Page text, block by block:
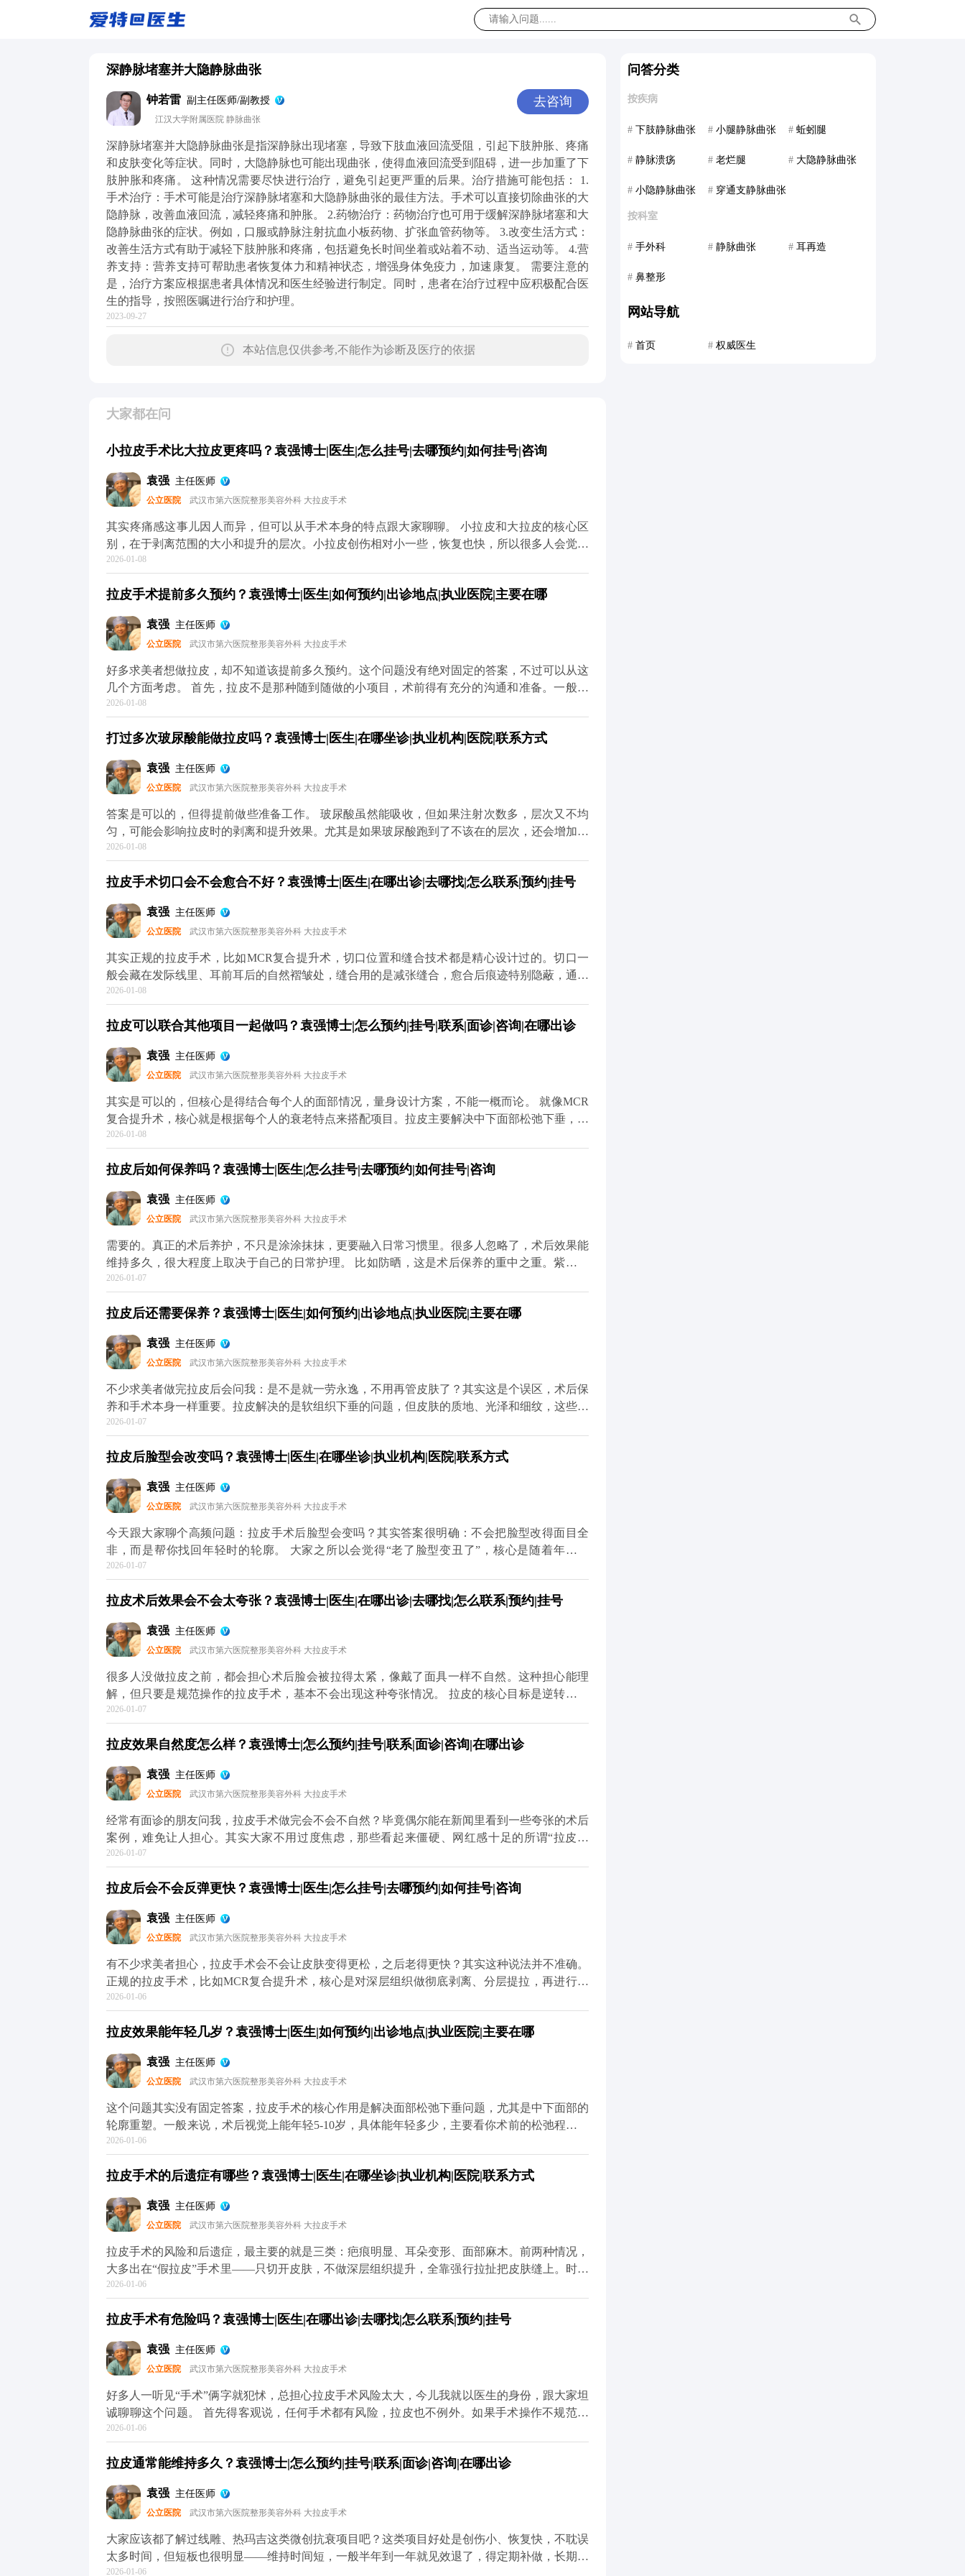
深静脉堵塞并大隐静脉曲张
钟若雷 副主任医师/副教授 去咨询
江汉大学附属医院 静脉曲张
深静脉堵塞并大隐静脉曲张是指深静脉出现堵塞，导致下肢血液回流受阻，引起下肢肿胀、疼痛
和皮肤变化等症状。同时，大隐静脉也可能出现曲张，使得血液回流受到阻碍，进一步加重了下
肢肿胀和疼痛。 这种情况需要尽快进行治疗，避免引起更严重的后果。治疗措施可能包括： 1.
手术治疗：手术可能是治疗深静脉堵塞和大隐静脉曲张的最佳方法。手术可以直接切除曲张的大
隐静脉，改善血液回流，减轻疼痛和肿胀。 2.药物治疗：药物治疗也可用于缓解深静脉堵塞和大
隐静脉曲张的症状。例如，口服或静脉注射抗血小板药物、扩张血管药物等。 3.改变生活方式：
改善生活方式有助于减轻下肢肿胀和疼痛，包括避免长时间坐着或站着不动、适当运动等。 4.营
养支持：营养支持可帮助患者恢复体力和精神状态，增强身体免疫力，加速康复。 需要注意的
是，治疗方案应根据患者具体情况和医生经验进行制定。同时，患者在治疗过程中应积极配合医
生的指导，按照医嘱进行治疗和护理。
2023-09-27
本站信息仅供参考,不能作为诊断及医疗的依据
大家都在问
小拉皮手术比大拉皮更疼吗？袁强博士|医生|怎么挂号|去哪预约|如何挂号|咨询
袁强 主任医师
公立医院 武汉市第六医院整形美容外科 大拉皮手术
其实疼痛感这事儿因人而异，但可以从手术本身的特点跟大家聊聊。 小拉皮和大拉皮的核心区
别，在于剥离范围的大小和提升的层次。小拉皮创伤相对小一些，恢复也快，所以很多人会觉得
做小拉皮更轻松。但疼痛感真不是由手术大小完全决定的，更多是看个人耐受力、术中麻醉效果
疼痛感主要集中在恢复初期，但可以通过药物和物理方式缓解。我都会跟患者交代，术后多休
术式，关键还是要根据自己的衰老程度和预期效果，选适合自己的方案才对。 想知道更多关于
MCR复合提升术的问题，可以去官方媒体平台（公众号、百家号、小红薯）预约面诊，详细了
解。
2026-01-08
拉皮手术提前多久预约？袁强博士|医生|如何预约|出诊地点|执业医院|主要在哪
袁强 主任医师
公立医院 武汉市第六医院整形美容外科 大拉皮手术
好多求美者想做拉皮，却不知道该提前多久预约。这个问题没有绝对固定的答案，不过可以从这
几个方面考虑。 首先，拉皮不是那种随到随做的小项目，术前得有充分的沟通和准备。一般建
议至少提前1-2个月预约面诊，这样医生才有足够的时间了解你的面部情况、需求，帮你设计个
一定要提前规划好时间，避免恢复期和重要行程冲突。另外，手术前还得做一些必要的体检，确
术排期通常都比较满，提前预约才能避免等太久。建议大家只要有初步想法，就可以先过来咨
询，给自己和医生都留足准备时间。 想知道更多关于MCR复合提升术的问题，可以去官方媒体
平台（公众号、百家号、小红薯）预约面诊，详细了解。
2026-01-08
打过多次玻尿酸能做拉皮吗？袁强博士|医生|在哪坐诊|执业机构|医院|联系方式
袁强 主任医师
公立医院 武汉市第六医院整形美容外科 大拉皮手术
答案是可以的，但得提前做些准备工作。 玻尿酸虽然能吸收，但如果注射次数多，层次又不均
匀，可能会影响拉皮时的剥离和提升效果。尤其是如果玻尿酸跑到了不该在的层次，还会增加手
术的复杂度。 所以我一般建议，拉皮手术前先面诊检查，看看面部玻尿酸的分布情况。如果有
也能让提升效果更精准、更持久。 其实拉皮和填充并不冲突，关键是要找对时间、用对方式，
台（公众号、百家号、小红薯）预约面诊，详细了解。
2026-01-08
拉皮手术切口会不会愈合不好？袁强博士|医生|在哪出诊|去哪找|怎么联系|预约|挂号
袁强 主任医师
公立医院 武汉市第六医院整形美容外科 大拉皮手术
其实正规的拉皮手术，比如MCR复合提升术，切口位置和缝合技术都是精心设计过的。切口一
般会藏在发际线里、耳前耳后的自然褶皱处，缝合用的是减张缝合，愈合后痕迹特别隐蔽，通常
1-3个月就基本看不出来了。至于大家担心的耳朵变形，只要操作规范，这种情况很少出现。 当
物、海鲜和牛羊肉这些“发物”也先忌口，饮食清淡软烂一些。出院后可以散散步，但一个月内别
护理，拉皮切口愈合大多都很理想，不用过度焦虑。 想知道更多关于MCR复合提升术的问题，
可以去官方媒体平台（公众号、百家号、小红薯）预约面诊，详细了解。
2026-01-08
拉皮可以联合其他项目一起做吗？袁强博士|怎么预约|挂号|联系|面诊|咨询|在哪出诊
袁强 主任医师
公立医院 武汉市第六医院整形美容外科 大拉皮手术
其实是可以的，但核心是得结合每个人的面部情况，量身设计方案，不能一概而论。 就像MCR
复合提升术，核心就是根据每个人的衰老特点来搭配项目。拉皮主要解决中下面部松弛下垂，但
很多人眼周问题也很明显，比如上眼皮松、眼角往下掉，或者眼袋突出，这种时候单做拉皮就不
比如提眉能顺便改善眉形和上眼皮松弛，祛眼袋分内路和外路，内路适合单纯脂肪膨出的，外路
议，要是时间充裕，分阶段做会更稳妥。先做拉皮把整体轮廓提上来，等面部状态稳定了（大概
半年左右），再针对性调整眼周，这样最终效果会更协调自然。 想知道更多关于MCR复合提升
术的问题，可以去官方媒体平台（公众号、百家号、小红薯）预约面诊，详细了解。
2026-01-08
拉皮后如何保养吗？袁强博士|医生|怎么挂号|去哪预约|如何挂号|咨询
袁强 主任医师
公立医院 武汉市第六医院整形美容外科 大拉皮手术
需要的。真正的术后养护，不只是涂涂抹抹，更要融入日常习惯里。很多人忽略了，术后效果能
维持多久，很大程度上取决于自己的日常护理。 比如防晒，这是术后保养的重中之重。紫外线
是皮肤老化的头号元凶，术后如果不做好防晒，不仅容易出现色素沉着，还会加速胶原分解，让
容易暗沉，还可能让松弛问题复发。 另外，表情管理也很关键。虽然术后表情会慢慢恢复自
重要，要定期回访医生，根据皮肤的恢复状态调整保养方案。拉皮从来不是抗衰的终点，只是帮
你把皮肤状态拉回一个好的起点，后续的健康生活习惯，才是维持年轻态的核心。你对皮肤用
心，它自然会给你好的反馈。 想知道更多关于MCR复合提升术的问题，可以去官方媒体平台
（公众号、百家号、小红薯）预约面诊，详细了解。
2026-01-07
拉皮后还需要保养？袁强博士|医生|如何预约|出诊地点|执业医院|主要在哪
袁强 主任医师
公立医院 武汉市第六医院整形美容外科 大拉皮手术
不少求美者做完拉皮后会问我：是不是就一劳永逸，不用再管皮肤了？其实这是个误区，术后保
养和手术本身一样重要。拉皮解决的是软组织下垂的问题，但皮肤的质地、光泽和细纹，这些细
节同样影响年轻感。 手术能帮我们把面部组织复位到好的状态，但皮肤的自然衰老过程并没有
家术后用温和的护肤品，重点做好保湿和防晒，要是皮肤含水量不够，也可以在医生指导下配合
动态纹，时间久了会变成静态纹。定期在医生评估后打除皱针，能放松肌肉，延缓静态纹出现。
其实拉皮更像是抗衰的“基础工程”，帮你搭好紧致的框架，后续的保养就是填想知道更多关于
MCR复合提升术的问题，可以去官方媒体平台（公众号、百家号、小红薯）预约面诊，详细了
解。充细节，这样才能让年轻状态维持得更久。
2026-01-07
拉皮后脸型会改变吗？袁强博士|医生|在哪坐诊|执业机构|医院|联系方式
袁强 主任医师
公立医院 武汉市第六医院整形美容外科 大拉皮手术
今天跟大家聊个高频问题：拉皮手术后脸型会变吗？其实答案很明确：不会把脸型改得面目全
非，而是帮你找回年轻时的轮廓。 大家之所以会觉得“老了脸型变丑了”，核心是随着年龄增
长，面部软组织会慢慢下移——比如苹果肌往下掉、法令纹变深、下颌线模糊，看起来脸变宽变
就像我做拉皮时，会通过精准剥离后把这些深层组织复位固定，再去掉多余的松弛皮肤。术后你
部不对称，我们会在复位时做微调，但核心原则是尊重你的原生面部结构。记住，拉皮是“还原
年轻轮廓”，不是“重塑脸型”，目的是让你找回曾经的自己。 想知道更多关于MCR复合提升术的
问题，可以去官方媒体平台（公众号、百家号、小红薯）预约面诊，详细了解。
2026-01-07
拉皮术后效果会不会太夸张？袁强博士|医生|在哪出诊|去哪找|怎么联系|预约|挂号
袁强 主任医师
公立医院 武汉市第六医院整形美容外科 大拉皮手术
很多人没做拉皮之前，都会担心术后脸会被拉得太紧，像戴了面具一样不自然。这种担心能理
解，但只要是规范操作的拉皮手术，基本不会出现这种夸张情况。 拉皮的核心目标是逆转皮肤
松弛下垂，让面部线条回到年轻时的紧致状态，而不是盲目地“往上提”。比如MCR复合提升术
面部组织协调回归原位。这样操作下来，不会出现“吊梢眼”“脸绷得发亮”的情况，反而会让轮廓
骼和软组织情况做个性化方案，避免过度切除皮肤或过度提升。术后初期可能会有轻微的紧绷
感，一般一两周就会慢慢适应，表情也能完全恢复自如。与其担心效果夸张，不如多花时间筛选
正规医院和医生，毕竟拉皮的本质是“修复衰老”，不是“改造容貌”。 想知道更多关于MCR复合
提升术的问题，可以去官方媒体平台（公众号、百家号、小红薯）预约面诊，详细了解。
2026-01-07
拉皮效果自然度怎么样？袁强博士|怎么预约|挂号|联系|面诊|咨询|在哪出诊
袁强 主任医师
公立医院 武汉市第六医院整形美容外科 大拉皮手术
经常有面诊的朋友问我，拉皮手术做完会不会不自然？毕竟偶尔能在新闻里看到一些夸张的术后
案例，难免让人担心。其实大家不用过度焦虑，那些看起来僵硬、网红感十足的所谓“拉皮效
果”，大多不是规范手术的问题——要么是操作方式不正规，要么是过度追求“提升感”，忽略了
另一个人。就比如MCR复合提升术，就是通过精准剥离，把下垂的软组织放回原本的位置，再
响。 术后初期有点肿胀是正常的，随着恢复会慢慢软化，轮廓也会越来越自然。所以想做拉皮
的朋友，重点不是纠结“会不会不自然”，而是找正规机构和有经验的医生。好的拉皮效果，应该
是别人觉得你年轻了，但说不出哪里变了，这才是理想的状态。 想知道更多关于MCR复合提升
术的问题，可以去官方媒体平台（公众号、百家号、小红薯）预约面诊，详细了解。
2026-01-07
拉皮后会不会反弹更快？袁强博士|医生|怎么挂号|去哪预约|如何挂号|咨询
袁强 主任医师
公立医院 武汉市第六医院整形美容外科 大拉皮手术
有不少求美者担心，拉皮手术会不会让皮肤变得更松，之后老得更快？其实这种说法并不准确。
正规的拉皮手术，比如MCR复合提升术，核心是对深层组织做彻底剥离、分层提拉，再进行复
位固定，最后去掉多余的松弛皮肤。整个过程是让组织在稳定的位置上重新贴合，效果很扎实，
是“假拉皮”——只单纯拉紧表面皮肤，不处理深层组织。这种手术的效果本身就不持久，很快就
键”，甚至能轻微“倒回”一小段。术后你的组织会在更年轻的位置上，按照自然的衰老速度慢慢
变化，也就是说，之后你会一直比同龄人看起来更紧致、更年轻。 当然了，拉皮也不是一劳永
逸的。术后还是要注意日常保养，比如做好皮肤护理、控制夸张表情、保持健康作息。毕竟手术
主要解决的是“下垂”问题，而皱纹、肤质这些细节，还需要靠日常维护来配合。 想知道更多关
于MCR复合提升术的问题，可以去官方媒体平台（公众号、百家号、小红薯）预约面诊，详细
了解。
2026-01-06
拉皮效果能年轻几岁？袁强博士|医生|如何预约|出诊地点|执业医院|主要在哪
袁强 主任医师
公立医院 武汉市第六医院整形美容外科 大拉皮手术
这个问题其实没有固定答案，拉皮手术的核心作用是解决面部松弛下垂问题，尤其是中下面部的
轮廓重塑。一般来说，术后视觉上能年轻5-10岁，具体能年轻多少，主要看你术前的松弛程度、
皮肤质地，还有手术方案的精准设计。 举个例子，之前有位50岁的求美者，她皮肤弹性还不
致，看起来就像40出头，效果很直观。但大家要清楚，拉皮不是“换脸”，它不会改变你的五官基
置，从而实现视觉上的“减龄”。如果术后能做好保养，比如坚持防晒、保湿，配合适度的抗衰护
理，这种年轻状态还能维持得更久。 想知道更多关于MCR复合提升术的问题，可以去官方媒体
平台（公众号、百家号、小红薯）预约面诊，详细了解。
2026-01-06
拉皮手术的后遗症有哪些？袁强博士|医生|在哪坐诊|执业机构|医院|联系方式
袁强 主任医师
公立医院 武汉市第六医院整形美容外科 大拉皮手术
拉皮手术的风险和后遗症，最主要的就是三类：疤痕明显、耳朵变形、面部麻木。前两种情况，
大多出在“假拉皮”手术里——只切开皮肤，不做深层组织提升，全靠强行拉扯把皮肤缝上。时间
一长，下垂的组织会往下拽切口和耳朵，慢慢就会出现疤痕变宽、耳朵变形的问题。 但正规的
贴合，不会强行拉扯切口和耳朵，这样就能最大程度避免疤痕和耳朵变形的问题。 至于面部麻
可能会有麻木感，但这种感觉一般三个月内就会慢慢恢复。只要医生操作规范，避开重要神经，
这种暂时性的不适完全是可以接受的。 总结下来就是，拉皮的后遗症大多和手术方式不规范有
关，选对医生和手术方案，就能有效规避。 想知道更多关于MCR复合提升术的问题，可以去官
方媒体平台（公众号、百家号、小红薯）预约面诊，详细了解。
2026-01-06
拉皮手术有危险吗？袁强博士|医生|在哪出诊|去哪找|怎么联系|预约|挂号
袁强 主任医师
公立医院 武汉市第六医院整形美容外科 大拉皮手术
好多人一听见“手术”俩字就犯怵，总担心拉皮手术风险太大，今儿我就以医生的身份，跟大家坦
诚聊聊这个问题。 首先得客观说，任何手术都有风险，拉皮也不例外。如果手术操作不规范，
确实可能出现血肿、皮肤凹凸不平，严重的还可能损伤神经。比如有些朋友做完后耳朵变形、疤
行拉扯皮肤缝合，自然容易出问题。 但大家也不用过度恐慌，在正规医院找经验丰富的医生操
神经，做分层减张缝合，尽量减少对组织的创伤。还会注意保护面部主要神经分支，避免不必要
的损伤。 所以说，想做拉皮，第一步也是最关键的一步，就是选对正规医院和靠谱医生，这是
降低风险的想知道更多关于MCR复合提升术的问题，可以去官方媒体平台（公众号、百家号、
小红薯）预约面诊，详细了解。核心。
2026-01-06
拉皮通常能维持多久？袁强博士|怎么预约|挂号|联系|面诊|咨询|在哪出诊
袁强 主任医师
公立医院 武汉市第六医院整形美容外科 大拉皮手术
大家应该都了解过线雕、热玛吉这类微创抗衰项目吧？这类项目好处是创伤小、恢复快，不耽误
太多时间，但短板也很明显——维持时间短，一般半年到一年就见效退了，得定期补做，长期算
下来花费也不少。 拉皮手术就不一样了，它不是只把表面皮肤拉紧那么简单，核心是通过深层
2026-01-06
问答分类
按疾病
# 下肢静脉曲张 # 小腿静脉曲张 # 蚯蚓腿
# 静脉溃疡 # 老烂腿 # 大隐静脉曲张
# 小隐静脉曲张 # 穿通支静脉曲张
按科室
# 手外科 # 静脉曲张 # 耳再造
# 鼻整形
网站导航
# 首页 # 权威医生